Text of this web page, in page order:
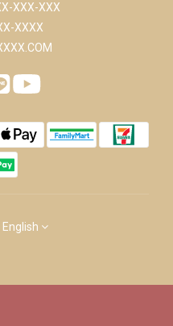
XXX-XXX
XXXX
English